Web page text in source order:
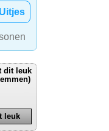
dit leuk
leuk